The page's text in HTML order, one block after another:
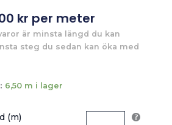
kr per meter
är minsta längd du kan
steg du sedan kan öka med
6,50 m i lager
(m)